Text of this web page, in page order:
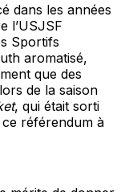
dans les années
l’USJSF
Sportifs
aromatisé,
que des
de la saison
, qui était sorti
référendum à